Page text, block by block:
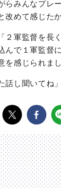
らみんなプレ
改めて感じた
軍監督を長
んで１軍監督
を感じられまし
し聞いてね」